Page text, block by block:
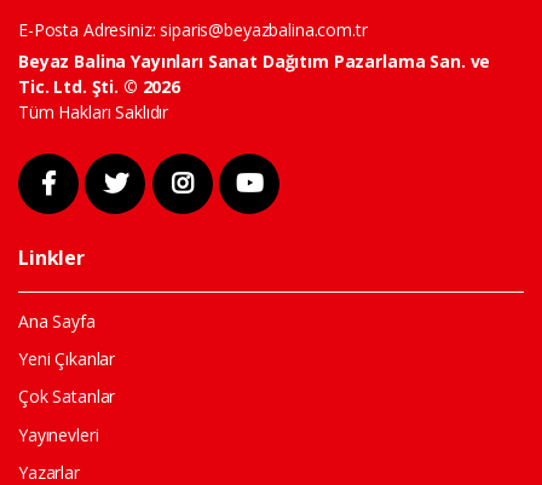
E-Posta Adresiniz:siparis@beyazbalina.com.tr
Beyaz Balina Yayınları Sanat Dağıtım Pazarlama San. ve
Tic. Ltd. Şti. © 2026
Tüm Hakları Saklıdır
Linkler
Ana Sayfa
Yeni Çıkanlar
Çok Satanlar
Yayınevleri
Yazarlar